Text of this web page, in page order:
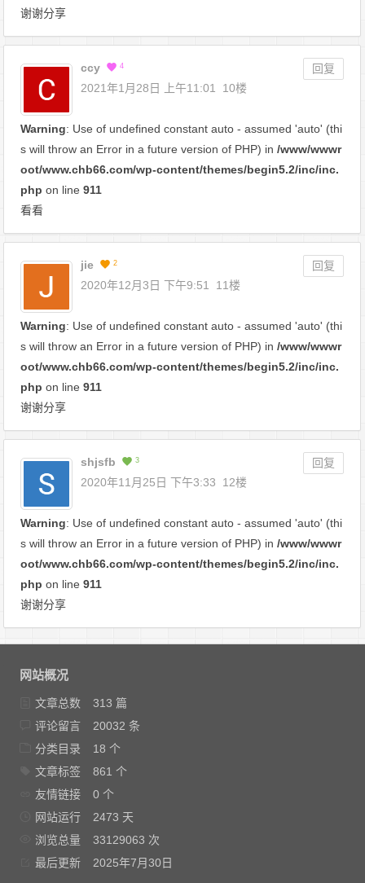
谢谢分享
ccy 4
回复
2021年1月28日 上午11:01
10楼
Warning: Use of undefined constant auto - assumed 'auto' (thi
s will throw an Error in a future version of PHP) in/www/wwwr
oot/www.chb66.com/wp-content/themes/begin5.2/inc/inc.
php on line911
看看
jie 2
回复
2020年12月3日 下午9:51
11楼
Warning: Use of undefined constant auto - assumed 'auto' (thi
s will throw an Error in a future version of PHP) in/www/wwwr
oot/www.chb66.com/wp-content/themes/begin5.2/inc/inc.
php on line911
谢谢分享
shjsfb 3
回复
2020年11月25日 下午3:33
12楼
Warning: Use of undefined constant auto - assumed 'auto' (thi
s will throw an Error in a future version of PHP) in/www/wwwr
oot/www.chb66.com/wp-content/themes/begin5.2/inc/inc.
php on line911
谢谢分享
网站概况
文章总数
313 篇
评论留言
20032 条
分类目录
18 个
文章标签
861 个
友情链接
0 个
网站运行
2473 天
浏览总量
33129063 次
最后更新
2025年7月30日